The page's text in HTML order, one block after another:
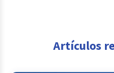
Artículos